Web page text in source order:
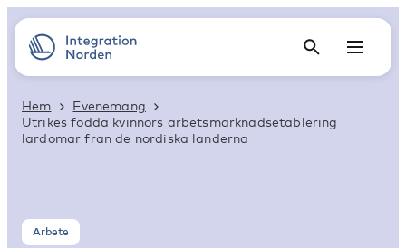
Hem
Evenemang
Utrikes fodda kvinnors arbetsmarknadsetablering
lardomar fran de nordiska landerna
Arbete